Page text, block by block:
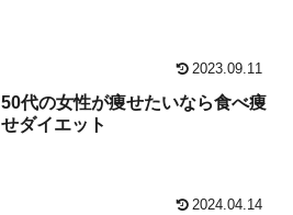
2023.09.11
50代の女性が痩せたいなら食べ痩
せダイエット
2024.04.14